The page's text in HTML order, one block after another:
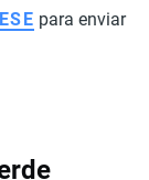
para enviar